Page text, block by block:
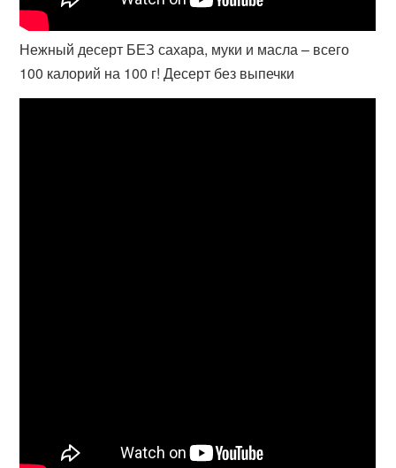
Нежный десерт БЕЗ сахара, муки и масла – всего
100 калорий на 100 г! Десерт без выпечки